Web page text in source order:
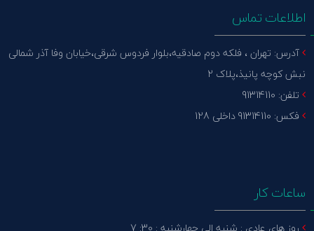
اطلاعات تماس
آدرس: تهران ، فلکه دوم صادقیه،بلوار فردوس شرقی،خیابان وفا آذر شمالی
نبش کوچه پانیذ،پلاک 2
تلفن: 91314110
فکس: 91314110 داخلی 128
ساعات کار